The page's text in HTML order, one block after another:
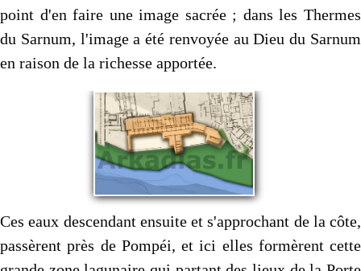
point d'en faire une image sacrée ; dans les Thermes
du Sarnum, l'image a été renvoyée au Dieu du Sarnum
en raison de la richesse apportée.
Ces eaux descendant ensuite et s'approchant de la côte,
passèrent près de Pompéi, et ici elles formèrent cette